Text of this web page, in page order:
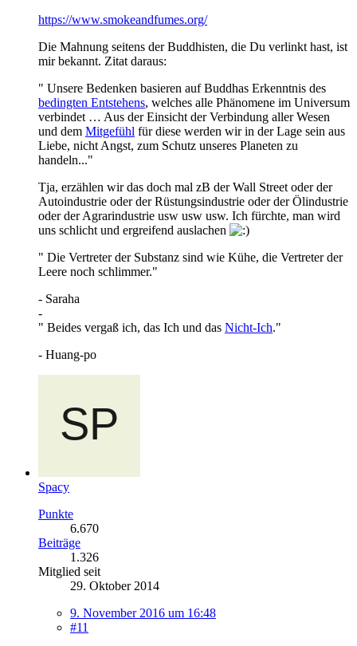
https://www.smokeandfumes.org/
Die Mahnung seitens der Buddhisten, die Du verlinkt hast, ist
mir bekannt. Zitat daraus:
" Unsere Bedenken basieren auf Buddhas Erkenntnis des
bedingten Entstehens, welches alle Phänomene im Universum
verbindet … Aus der Einsicht der Verbindung aller Wesen
und dem Mitgefühl für diese werden wir in der Lage sein aus
Liebe, nicht Angst, zum Schutz unseres Planeten zu
handeln..."
Tja, erzählen wir das doch mal zB der Wall Street oder der
Autoindustrie oder der Rüstungsindustrie oder der Ölindustrie
oder der Agrarindustrie usw usw usw. Ich fürchte, man wird
uns schlicht und ergreifend auslachen
" Die Vertreter der Substanz sind wie Kühe, die Vertreter der
Leere noch schlimmer."
- Saraha
-
" Beides vergaß ich, das Ich und das Nicht-Ich."
- Huang-po
Spacy
Punkte
6.670
Beiträge
1.326
Mitglied seit
29. Oktober 2014
9. November 2016 um 16:48
#11